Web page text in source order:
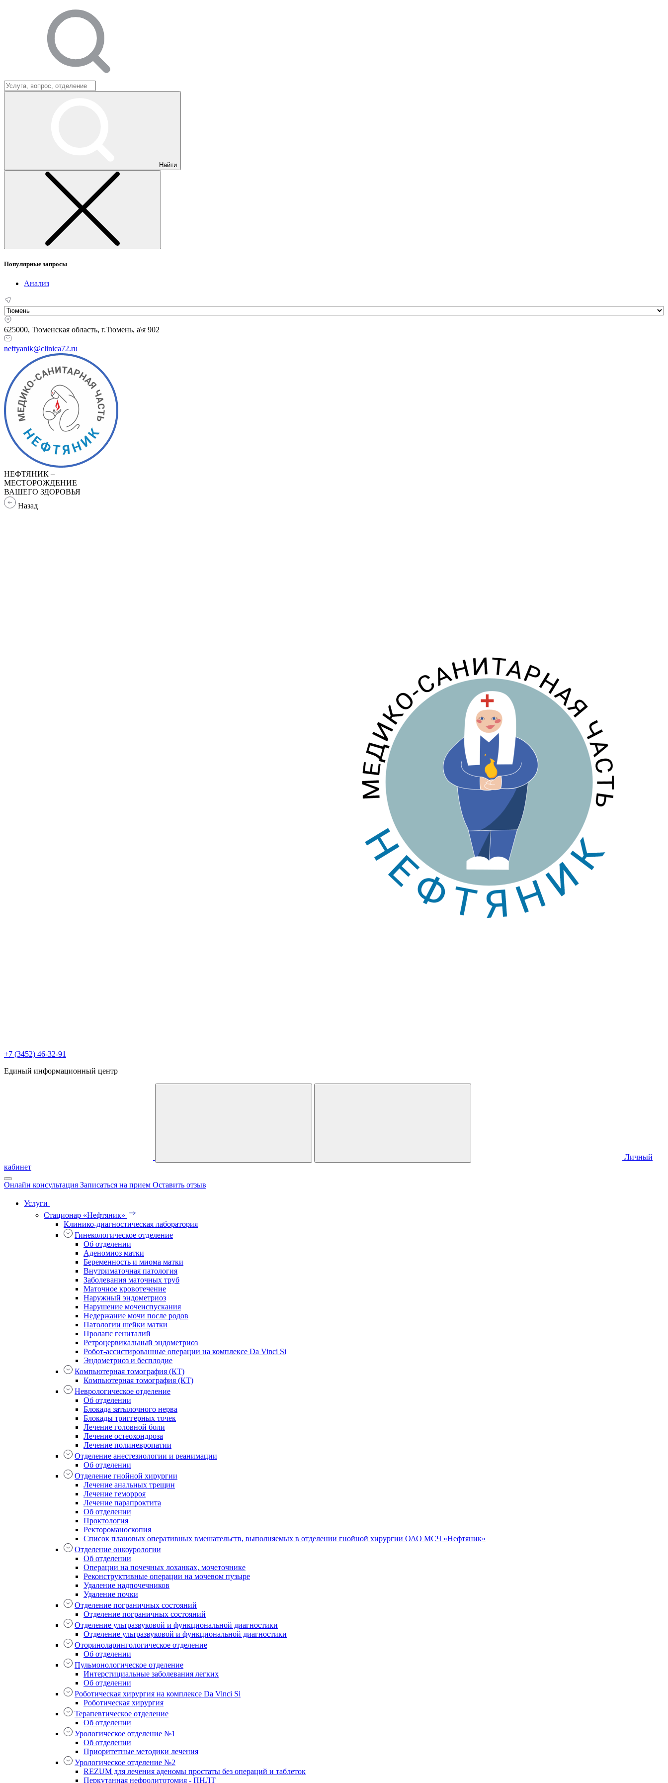
Найти
Популярные запросы
Анализ
625000, Тюменская область, г.Тюмень, а\я 902
neftyanik@clinica72.ru
НЕФТЯНИК –
МЕСТОРОЖДЕНИЕ
ВАШЕГО ЗДОРОВЬЯ
Назад
+7 (3452) 46-32-91
Единый информационный центр
Личный
кабинет
Онлайн консультация Записаться на прием Оставить отзыв
Услуги
Стационар «Нефтяник»
Клинико-диагностическая лаборатория
Гинекологическое отделение
Об отделении
Аденомиоз матки
Беременность и миома матки
Внутриматочная патология
Заболевания маточных труб
Маточное кровотечение
Наружный эндометриоз
Нарушение мочеиспускания
Недержание мочи после родов
Патологии шейки матки
Пролапс гениталий
Ретроцервикальный эндометриоз
Робот-ассистированные операции на комплексе Da Vinci Si
Эндометриоз и бесплодие
Компьютерная томография (КТ)
Компьютерная томография (КТ)
Неврологическое отделение
Об отделении
Блокада затылочного нерва
Блокады триггерных точек
Лечение головной боли
Лечение остеохондроза
Лечение полиневропатии
Отделение анестезиологии и реанимации
Об отделении
Отделение гнойной хирургии
Лечение анальных трещин
Лечение геморроя
Лечение парапроктита
Об отделении
Проктология
Ректороманоскопия
Список плановых оперативных вмешательств, выполняемых в отделении гнойной хирургии ОАО МСЧ «Нефтяник»
Отделение онкоурологии
Об отделении
Операции на почечных лоханках, мочеточнике
Реконструктивные операции на мочевом пузыре
Удаление надпочечников
Удаление почки
Отделение пограничных состояний
Отделение пограничных состояний
Отделение ультразвуковой и функциональной диагностики
Отделение ультразвуковой и функциональной диагностики
Оториноларингологическое отделение
Об отделении
Пульмонологическое отделение
Интерстициальные заболевания легких
Об отделении
Роботическая хирургия на комплексе Da Vinci Si
Роботическая хирургия
Терапевтическое отделение
Об отделении
Урологическое отделение №1
Об отделении
Приоритетные методики лечения
Урологическое отделение №2
REZUM для лечения аденомы простаты без операций и таблеток
Перкутанная нефролитотомия - ПНЛТ